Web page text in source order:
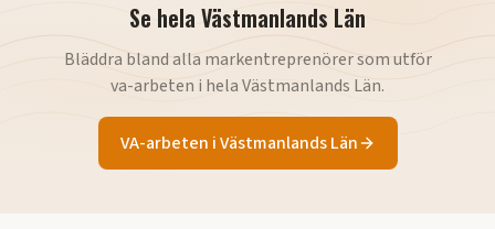
Se helaVästmanlands Län
Bläddra bland alla markentreprenörer som utför
va-arbeten i helaVästmanlands Län.
VA-arbeten iVästmanlands Län